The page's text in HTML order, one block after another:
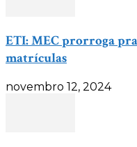
ETI: MEC prorroga
matrículas
novembro 12, 2024